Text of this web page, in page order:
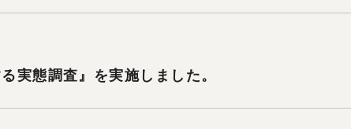
実態調査』を実施しました。